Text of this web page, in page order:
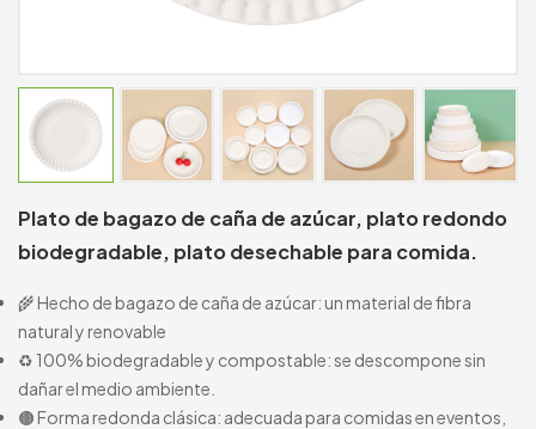
Plato de bagazo de caña de azúcar, plato redondo
biodegradable, plato desechable para comida.
🌾 Hecho de bagazo de caña de azúcar: un material de fibra
natural y renovable
♻️ 100% biodegradable y compostable: se descompone sin
dañar el medio ambiente.
🟤 Forma redonda clásica: adecuada para comidas en eventos,